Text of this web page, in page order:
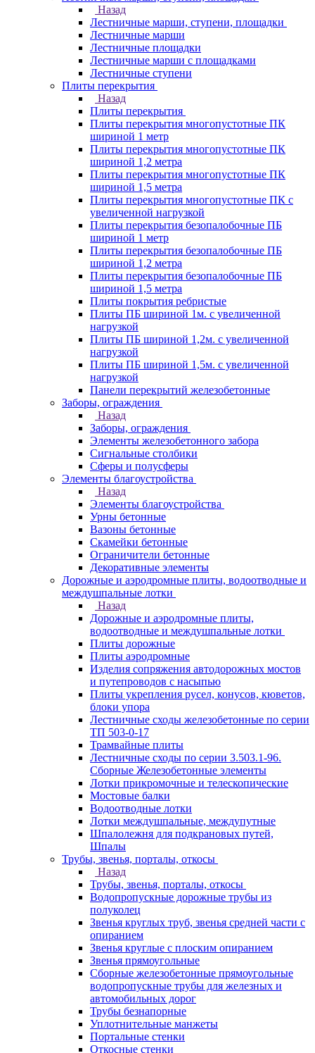
Назад
Лестничные марши, ступени, площадки
Лестничные марши
Лестничные площадки
Лестничные марши с площадками
Лестничные ступени
Плиты перекрытия
Назад
Плиты перекрытия
Плиты перекрытия многопустотные ПК
шириной 1 метр
Плиты перекрытия многопустотные ПК
шириной 1,2 метра
Плиты перекрытия многопустотные ПК
шириной 1,5 метра
Плиты перекрытия многопустотные ПК с
увеличенной нагрузкой
Плиты перекрытия безопалобочные ПБ
шириной 1 метр
Плиты перекрытия безопалобочные ПБ
шириной 1,2 метра
Плиты перекрытия безопалобочные ПБ
шириной 1,5 метра
Плиты покрытия ребристые
Плиты ПБ шириной 1м. с увеличенной
нагрузкой
Плиты ПБ шириной 1,2м. с увеличенной
нагрузкой
Плиты ПБ шириной 1,5м. с увеличенной
нагрузкой
Панели перекрытий железобетонные
Заборы, ограждения
Назад
Заборы, ограждения
Элементы железобетонного забора
Сигнальные столбики
Сферы и полусферы
Элементы благоустройства
Назад
Элементы благоустройства
Урны бетонные
Вазоны бетонные
Скамейки бетонные
Ограничители бетонные
Декоративные элементы
Дорожные и аэродромные плиты, водоотводные и
междушпальные лотки
Назад
Дорожные и аэродромные плиты,
водоотводные и междушпальные лотки
Плиты дорожные
Плиты аэродромные
Изделия сопряжения автодорожных мостов
и путепроводов с насыпью
Плиты укрепления русел, конусов, кюветов,
блоки упора
Лестничные сходы железобетонные по серии
ТП 503-0-17
Трамвайные плиты
Лестничные сходы по серии 3.503.1-96.
Сборные Железобетонные элементы
Лотки прикромочные и телескопические
Мостовые балки
Водоотводные лотки
Лотки междушпальные, междупутные
Шпалолежня для подкрановых путей,
Шпалы
Трубы, звенья, порталы, откосы
Назад
Трубы, звенья, порталы, откосы
Водопропускные дорожные трубы из
полуколец
Звенья круглых труб, звенья средней части с
опиранием
Звенья круглые с плоским опиранием
Звенья прямоугольные
Сборные железобетонные прямоугольные
водопропускные трубы для железных и
автомобильных дорог
Трубы безнапорные
Уплотнительные манжеты
Портальные стенки
Откосные стенки